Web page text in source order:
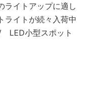
ライトアップに適し
ライトが続々入荷中
LED小型スポット